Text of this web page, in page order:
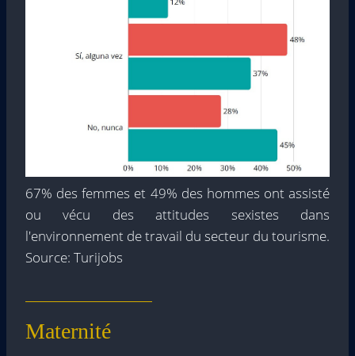
67% des femmes et 49% des hommes ont assisté
ou vécu des attitudes sexistes dans
l'environnement de travail du secteur du tourisme.
Source: Turijobs
Maternité